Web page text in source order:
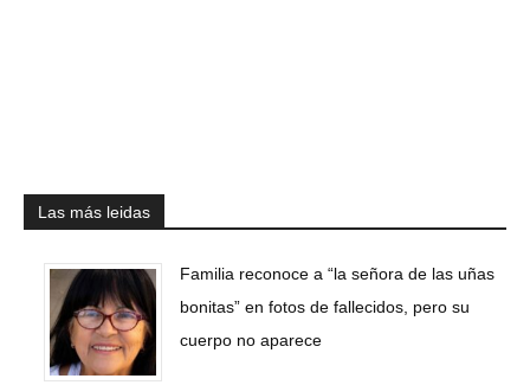
Las más leidas
Familia reconoce a “la señora de las uñas
bonitas” en fotos de fallecidos, pero su
cuerpo no aparece